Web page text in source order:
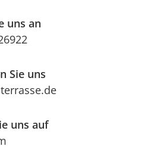
uns an
Sie uns
uns auf